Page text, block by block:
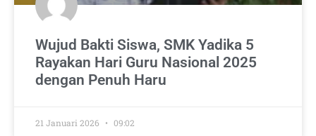
Wujud Bakti Siswa, SMK Yadika 5
Rayakan Hari Guru Nasional 2025
dengan Penuh Haru
21 Januari 2026 09:02